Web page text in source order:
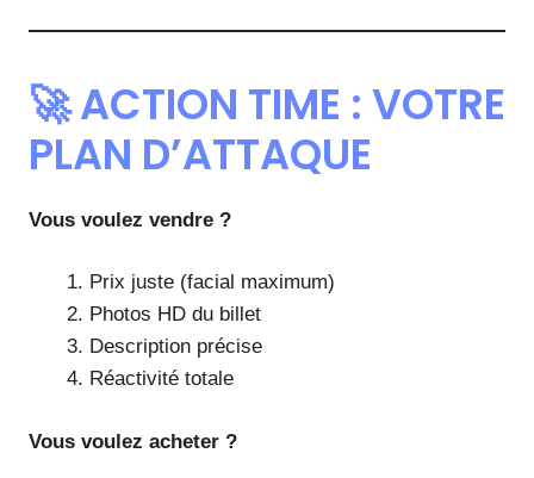
🚀 ACTION TIME : VOTRE
PLAN D’ATTAQUE
Vous voulez vendre ?
Prix juste (facial maximum)
Photos HD du billet
Description précise
Réactivité totale
Vous voulez acheter ?